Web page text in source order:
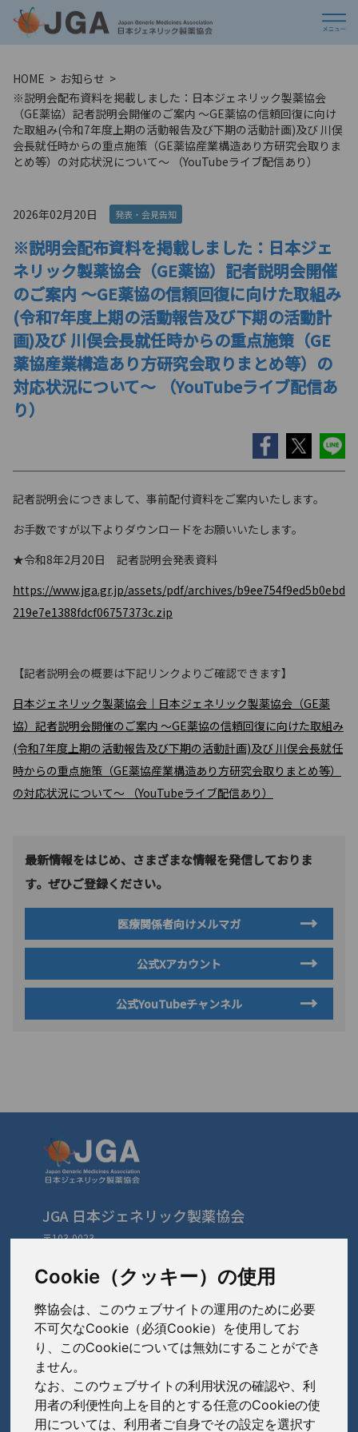
Cookie（クッキー）の使用
弊協会は、このウェブサイトの運用のために必要
不可欠なCookie（必須Cookie）を使用してお
り、このCookieについては無効にすることができ
ません。
なお、このウェブサイトの利用状況の確認や、利
用者の利便性向上を目的とする任意のCookieの使
用については、利用者ご自身でその設定を選択す
HOME
お知らせ
※説明会配布資料を掲載しました：日本ジェネリック製薬協会
（GE薬協）記者説明会開催のご案内 ～GE薬協の信頼回復に向け
た取組み(令和7年度上期の活動報告及び下期の活動計画)及び 川俣
会長就任時からの重点施策（GE薬協産業構造あり方研究会取りま
とめ等）の対応状況について～ （YouTubeライブ配信あり）
2026年02月20日 発表・会見告知
※説明会配布資料を掲載しました：日本ジェ
ネリック製薬協会（GE薬協）記者説明会開催
のご案内 ～GE薬協の信頼回復に向けた取組み
(令和7年度上期の活動報告及び下期の活動計
画)及び 川俣会長就任時からの重点施策（GE
薬協産業構造あり方研究会取りまとめ等）の
対応状況について～ （YouTubeライブ配信あ
り）
記者説明会につきまして、事前配付資料をご案内いたします。
お手数ですが以下よりダウンロードをお願いいたします。
★令和8年2月20日 記者説明会発表資料
https://www.jga.gr.jp/assets/pdf/archives/b9ee754f9ed5b0ebd
219e7e1388fdcf06757373c.zip
【記者説明会の概要は下記リンクよりご確認できます】
日本ジェネリック製薬協会｜日本ジェネリック製薬協会（GE薬
協）記者説明会開催のご案内 ～GE薬協の信頼回復に向けた取組み
(令和7年度上期の活動報告及び下期の活動計画)及び 川俣会長就任
時からの重点施策（GE薬協産業構造あり方研究会取りまとめ等）
の対応状況について～ （YouTubeライブ配信あり）
最新情報をはじめ、さまざまな情報を発信しておりま
す。ぜひご登録ください。
医療関係者向けメルマガ
公式Xアカウント
公式YouTubeチャンネル
JGA 日本ジェネリック製薬協会
〒103-0023
TEL: 03-3279-1890 / FAX: 03-3241-2978
会員会社（あ〜さ）
あゆみ製薬株式会社
岩城製薬株式会社
大蔵製薬株式会社
会員会社（た〜は）
大興製薬株式会社
会員会社 （ま〜わ）